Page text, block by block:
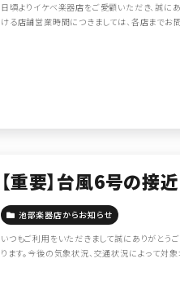
日頃よりイケベ楽器店をご愛顧いただき、誠に
ける店舗営業時間につきましては、各店までお
【重要】台風6号の接
池部楽器店からお知らせ
いつもご利用をいただきまして誠にありがとう
ります。今後の気象状況、交通状況によって